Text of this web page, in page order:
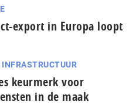
export in Europa loopt
INFRASTRUCTUUR
keurmerk voor
in de maak